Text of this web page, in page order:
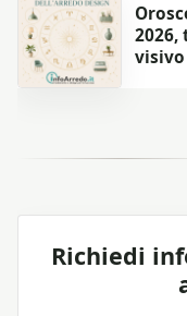
2026,
visivo
Richiedi